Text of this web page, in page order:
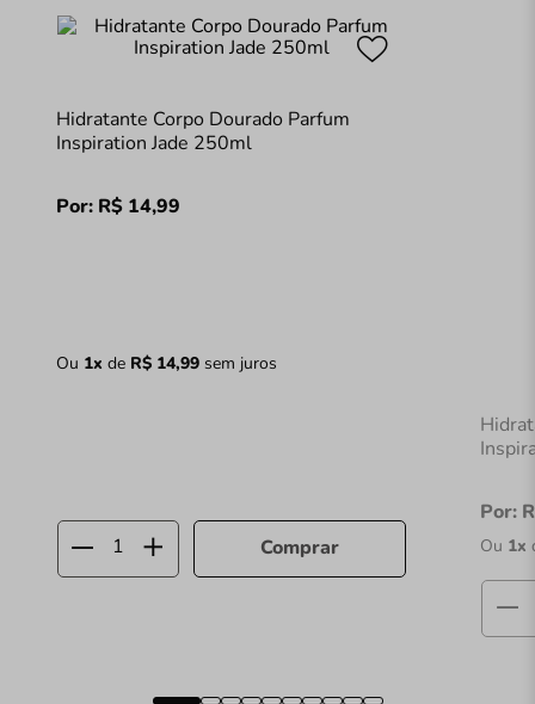
Hidratante Corpo Dourado Parfum
Inspiration Jade 250ml
Por: R$ 14,99
Ou 1x de R$ 14,99sem juros
Comprar
Por:
Ou 1x